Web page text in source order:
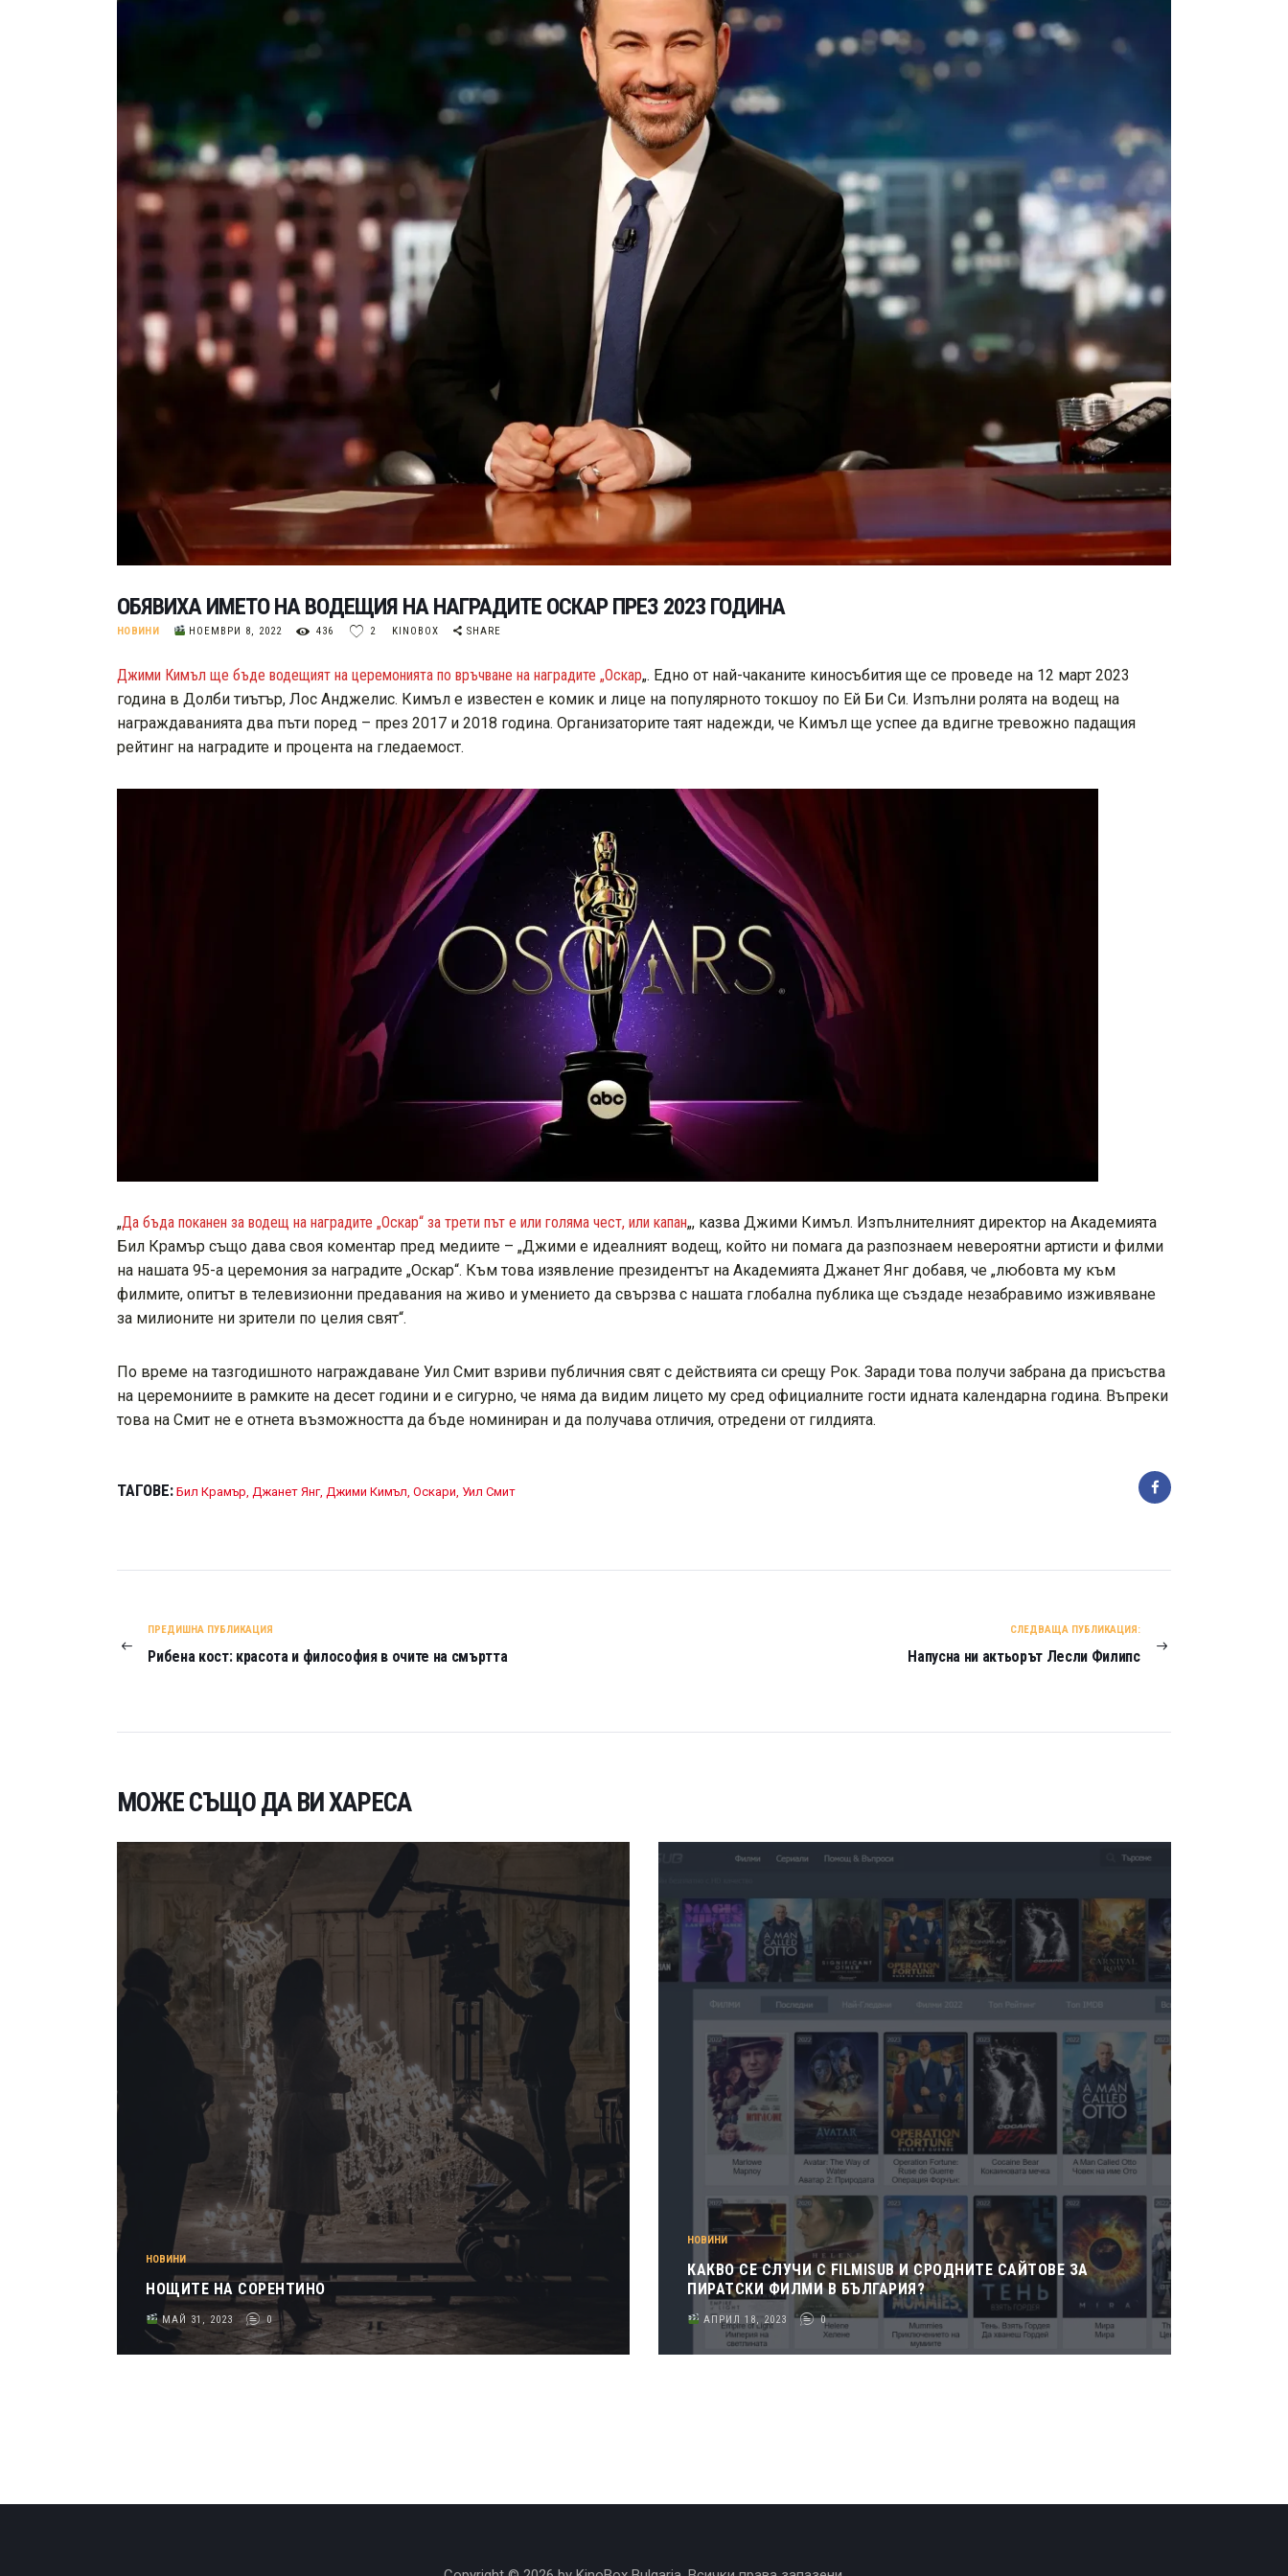
OБЯВИХА ИМЕТО НА ВОДЕЩИЯ НА НАГРАДИТЕ ОСКАР ПРЕЗ 2023 ГОДИНА
НОВИНИ НОЕМВРИ 8, 2022 436 2 KINOBOX SHARE
Джими Кимъл ще бъде водещият на церемонията по връчване на наградите „Оскар„. Едно от най-чаканите киносъбития ще се проведе на 12 март 2023
година в Долби тиътър, Лос Анджелис. Кимъл е известен е комик и лице на популярното токшоу по Ей Би Си. Изпълни ролята на водещ на
награждаванията два пъти поред – през 2017 и 2018 година. Организаторите таят надежди, че Кимъл ще успее да вдигне тревожно падащия
рейтинг на наградите и процента на гледаемост.
„Да бъда поканен за водещ на наградите „Оскар“ за трети път е или голяма чест, или капан„, казва Джими Кимъл. Изпълнителният директор на Академията
Бил Крамър също дава своя коментар пред медиите – „Джими е идеалният водещ, който ни помага да разпознаем невероятни артисти и филми
на нашата 95-а церемония за наградите „Оскар“. Към това изявление президентът на Академията Джанет Янг добавя, че „любовта му към
филмите, опитът в телевизионни предавания на живо и умението да свързва с нашата глобална публика ще създаде незабравимо изживяване
за милионите ни зрители по целия свят“.
По време на тазгодишното награждаване Уил Смит взриви публичния свят с действията си срещу Рок. Заради това получи забрана да присъства
на церемониите в рамките на десет години и е сигурно, че няма да видим лицето му сред официалните гости идната календарна година. Въпреки
това на Смит не е отнета възможността да бъде номиниран и да получава отличия, отредени от гилдията.
ТАГОВЕ: Бил Крамър, Джанет Янг, Джими Кимъл, Оскари, Уил Смит
ПРЕДИШНА ПУБЛИКАЦИЯ
Рибена кост: красота и философия в очите на смъртта
СЛЕДВАЩА ПУБЛИКАЦИЯ:
Напусна ни актьорът Лесли Филипс
МОЖЕ СЪЩО ДА ВИ ХАРЕСА
НОВИНИ
НОЩИТЕ НА СОРЕНТИНО
МАЙ 31, 2023 0
НОВИНИ
КАКВО СЕ СЛУЧИ С FILMISUB И СРОДНИТЕ САЙТОВЕ ЗА
ПИРАТСКИ ФИЛМИ В БЪЛГАРИЯ?
АПРИЛ 18, 2023 0